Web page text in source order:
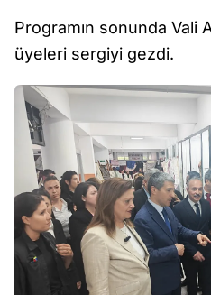
Programın sonunda Vali
üyeleri sergiyi gezdi.